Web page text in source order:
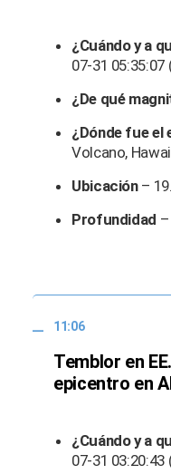
¿Cuándo y a
07-31 05:35:07
¿De qué
¿Dónde fue el
Volcano,
Ubicación–
Profundidad
11:06
Temblor en
epicentro en
¿Cuándo y a
07-31 03:20:43